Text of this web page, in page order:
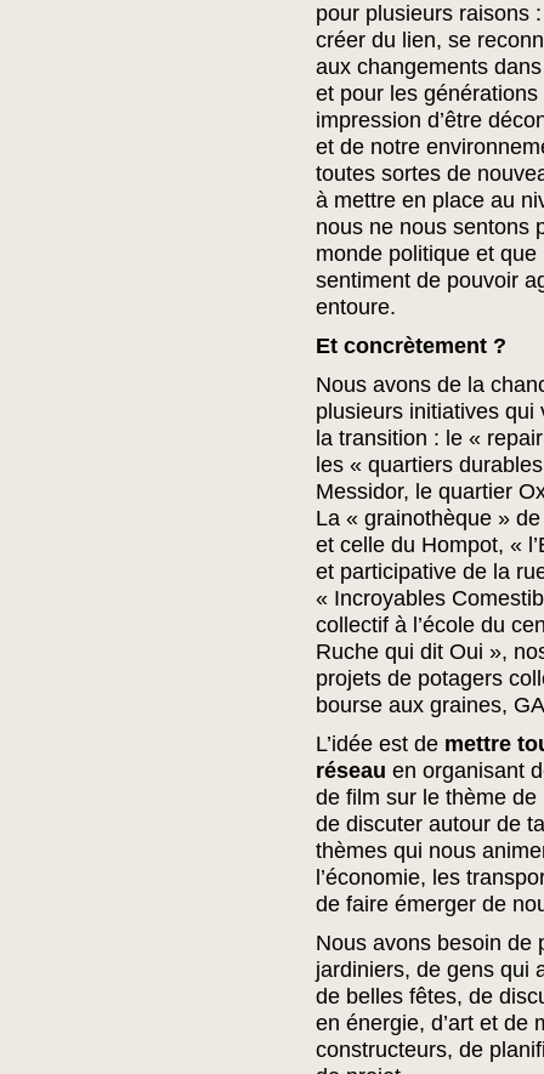
pour plusieurs raisons
créer du lien, se
aux changements
et pour les
impression d’être
et de notre
toutes sortes de
à mettre en place au
nous ne nous sentons
monde politique et
sentiment de pouvoir
entoure.
Et concrètement ?
Nous avons de la
plusieurs initiatives qui
la transition : le «
les « quartiers
Messidor, le quartier
La « grainothèque »
et celle du Hompot, «
et participative de la
« Incroyables
collectif à l’école du
Ruche qui dit Oui »,
projets de potagers
bourse aux graines,
L’idée est de mettre
réseau en organisant
de film sur le thème
de discuter autour de
thèmes qui nous
l’économie, les
de faire émerger de
Nous avons besoin de
jardiniers, de gens qui
de belles fêtes, de
en énergie, d’art et de
constructeurs, de